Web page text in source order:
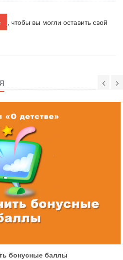
, чтобы вы могли оставить свой
бонусные баллы